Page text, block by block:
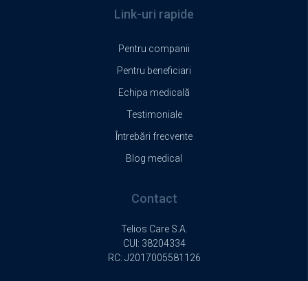
Link-uri rapide
Pentru companii
Pentru beneficiari
Echipa medicală
Testimoniale
Întrebări frecvente
Blog medical
Contact
Telios Care S.A.
CUI: 38204334
RC: J2017005581126